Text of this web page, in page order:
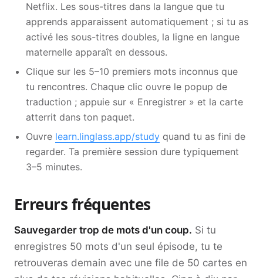
Netflix. Les sous-titres dans la langue que tu
apprends apparaissent automatiquement ; si tu as
activé les sous-titres doubles, la ligne en langue
maternelle apparaît en dessous.
Clique sur les 5–10 premiers mots inconnus que
tu rencontres. Chaque clic ouvre le popup de
traduction ; appuie sur « Enregistrer » et la carte
atterrit dans ton paquet.
Ouvre learn.linglass.app/study quand tu as fini de
regarder. Ta première session dure typiquement
3–5 minutes.
Erreurs fréquentes
Sauvegarder trop de mots d'un coup. Si tu
enregistres 50 mots d'un seul épisode, tu te
retrouveras demain avec une file de 50 cartes en